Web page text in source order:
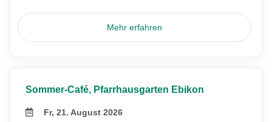
Mehr erfahren
Sommer-Café, Pfarrhausgarten Ebikon
Fr, 21. August 2026